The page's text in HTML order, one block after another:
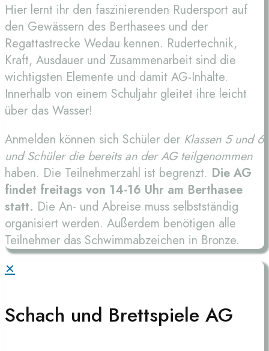
Hier lernt ihr den faszinierenden Rudersport auf
den Gewässern des Berthasees und der
Regattastrecke Wedau kennen. Rudertechnik,
Kraft, Ausdauer und Zusammenarbeit sind die
wichtigsten Elemente und damit AG-Inhalte.
Innerhalb von einem Schuljahr gleitet ihre leicht
über das Wasser!
Anmelden können sich Schüler der Klassen 5 und 6
und Schüler die bereits an der AG teilgenommen
haben. Die Teilnehmerzahl ist begrenzt. Die AG
findet freitags von 14-16 Uhr am Berthasee
statt. Die An- und Abreise muss selbstständig
organisiert werden. Außerdem benötigen alle
Teilnehmer das Schwimmabzeichen in Bronze.
✕
Schach und Brettspiele AG